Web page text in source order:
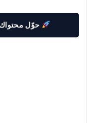
حوّل محتواك